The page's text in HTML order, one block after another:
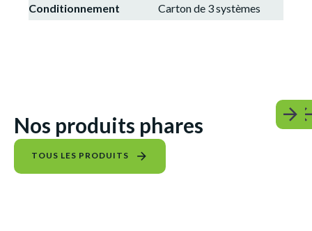
Conditionnement
Carton de 3 systèmes
Nos produits phares
TOUS LES PRODUITS